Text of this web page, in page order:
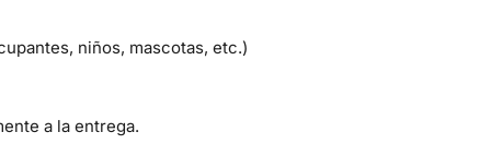
niños, mascotas, etc.)
a la entrega.